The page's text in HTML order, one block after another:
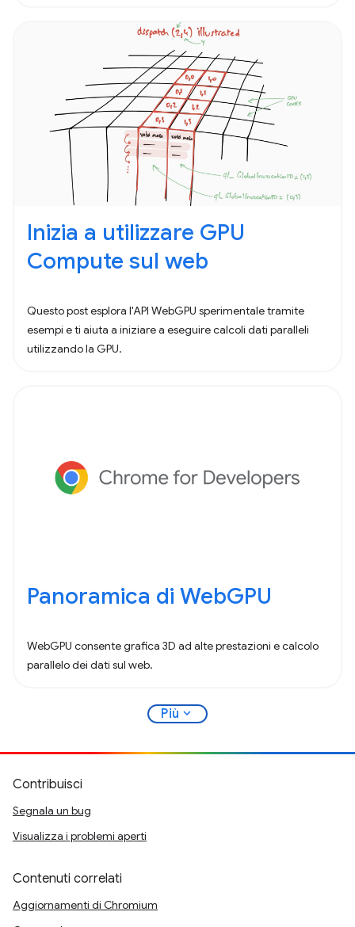
Inizia a utilizzare GPU
Compute sul web
Questo post esplora l'API WebGPU sperimentale tramite
esempi e ti aiuta a iniziare a eseguire calcoli dati paralleli
utilizzando la GPU.
Panoramica di WebGPU
WebGPU consente grafica 3D ad alte prestazioni e calcolo
parallelo dei dati sul web.
Più expand_more
Contribuisci
Segnala un bug
Visualizza i problemi aperti
Contenuti correlati
Aggiornamenti di Chromium